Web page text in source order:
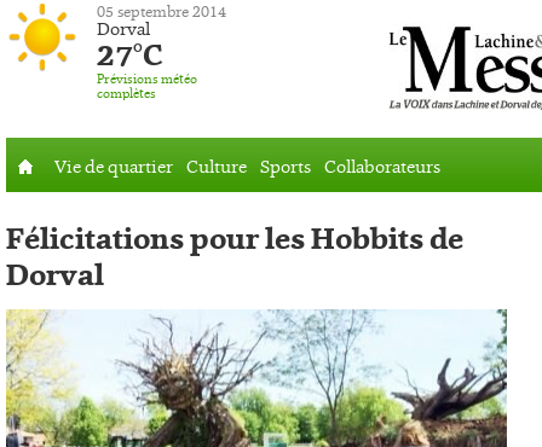
05 septembre 2014
Dorval
27°C
Prévisions météo
complètes
Vie de quartier Culture Sports Collaborateurs
Félicitations pour les Hobbits de
Dorval